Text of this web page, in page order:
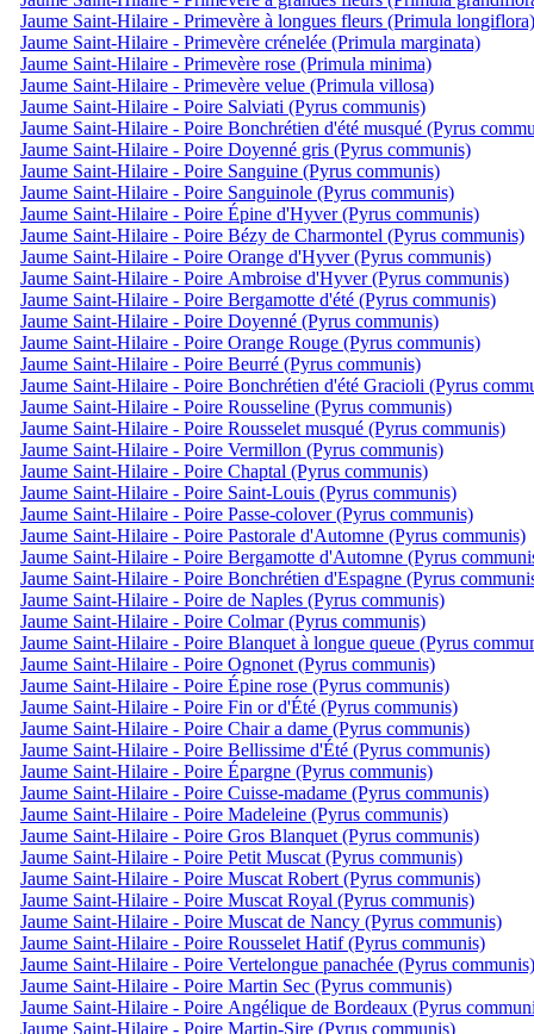
Jaume Saint-Hilaire - Primevère à longues fleurs (Primula longiflora)
Jaume Saint-Hilaire - Primevère crénelée (Primula marginata)
Jaume Saint-Hilaire - Primevère rose (Primula minima)
Jaume Saint-Hilaire - Primevère velue (Primula villosa)
Jaume Saint-Hilaire - Poire Salviati (Pyrus communis)
Jaume Saint-Hilaire - Poire Bonchrétien d'été musqué (Pyrus
Jaume Saint-Hilaire - Poire Doyenné gris (Pyrus communis)
Jaume Saint-Hilaire - Poire Sanguine (Pyrus communis)
Jaume Saint-Hilaire - Poire Sanguinole (Pyrus communis)
Jaume Saint-Hilaire - Poire Épine d'Hyver (Pyrus communis)
Jaume Saint-Hilaire - Poire Bézy de Charmontel (Pyrus communis)
Jaume Saint-Hilaire - Poire Orange d'Hyver (Pyrus communis)
Jaume Saint-Hilaire - Poire Ambroise d'Hyver (Pyrus communis)
Jaume Saint-Hilaire - Poire Bergamotte d'été (Pyrus communis)
Jaume Saint-Hilaire - Poire Doyenné (Pyrus communis)
Jaume Saint-Hilaire - Poire Orange Rouge (Pyrus communis)
Jaume Saint-Hilaire - Poire Beurré (Pyrus communis)
Jaume Saint-Hilaire - Poire Bonchrétien d'été Gracioli (Pyrus
Jaume Saint-Hilaire - Poire Rousseline (Pyrus communis)
Jaume Saint-Hilaire - Poire Rousselet musqué (Pyrus communis)
Jaume Saint-Hilaire - Poire Vermillon (Pyrus communis)
Jaume Saint-Hilaire - Poire Chaptal (Pyrus communis)
Jaume Saint-Hilaire - Poire Saint-Louis (Pyrus communis)
Jaume Saint-Hilaire - Poire Passe-colover (Pyrus communis)
Jaume Saint-Hilaire - Poire Pastorale d'Automne (Pyrus communis)
Jaume Saint-Hilaire - Poire Bergamotte d'Automne (Pyrus
Jaume Saint-Hilaire - Poire Bonchrétien d'Espagne (Pyrus
Jaume Saint-Hilaire - Poire de Naples (Pyrus communis)
Jaume Saint-Hilaire - Poire Colmar (Pyrus communis)
Jaume Saint-Hilaire - Poire Blanquet à longue queue (Pyrus
Jaume Saint-Hilaire - Poire Ognonet (Pyrus communis)
Jaume Saint-Hilaire - Poire Épine rose (Pyrus communis)
Jaume Saint-Hilaire - Poire Fin or d'Été (Pyrus communis)
Jaume Saint-Hilaire - Poire Chair a dame (Pyrus communis)
Jaume Saint-Hilaire - Poire Bellissime d'Été (Pyrus communis)
Jaume Saint-Hilaire - Poire Épargne (Pyrus communis)
Jaume Saint-Hilaire - Poire Cuisse-madame (Pyrus communis)
Jaume Saint-Hilaire - Poire Madeleine (Pyrus communis)
Jaume Saint-Hilaire - Poire Gros Blanquet (Pyrus communis)
Jaume Saint-Hilaire - Poire Petit Muscat (Pyrus communis)
Jaume Saint-Hilaire - Poire Muscat Robert (Pyrus communis)
Jaume Saint-Hilaire - Poire Muscat Royal (Pyrus communis)
Jaume Saint-Hilaire - Poire Muscat de Nancy (Pyrus communis)
Jaume Saint-Hilaire - Poire Rousselet Hatif (Pyrus communis)
Jaume Saint-Hilaire - Poire Vertelongue panachée (Pyrus communis)
Jaume Saint-Hilaire - Poire Martin Sec (Pyrus communis)
Jaume Saint-Hilaire - Poire Angélique de Bordeaux (Pyrus
Jaume Saint-Hilaire - Poire Martin-Sire (Pyrus communis)